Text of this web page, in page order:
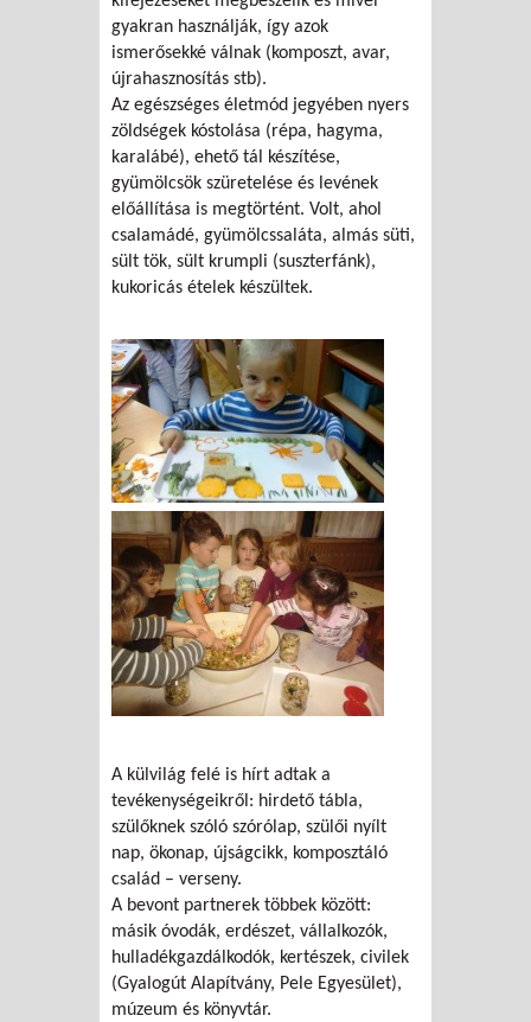
gyakran használják, így azok
ismerősekké válnak (komposzt, avar,
újrahasznosítás stb).
Az egészséges életmód jegyében nyers
zöldségek kóstolása (répa, hagyma,
karalábé), ehető tál készítése,
gyümölcsök szüretelése és levének
előállítása is megtörtént. Volt, ahol
csalamádé, gyümölcssaláta, almás süti,
sült tök, sült krumpli (suszterfánk),
kukoricás ételek készültek.
A külvilág felé is hírt adtak a
tevékenységeikről: hirdető tábla,
szülőknek szóló szórólap, szülői nyílt
nap, ökonap, újságcikk, komposztáló
család – verseny.
A bevont partnerek többek között:
másik óvodák, erdészet, vállalkozók,
hulladékgazdálkodók, kertészek, civilek
(Gyalogút Alapítvány, Pele Egyesület),
múzeum és könyvtár.